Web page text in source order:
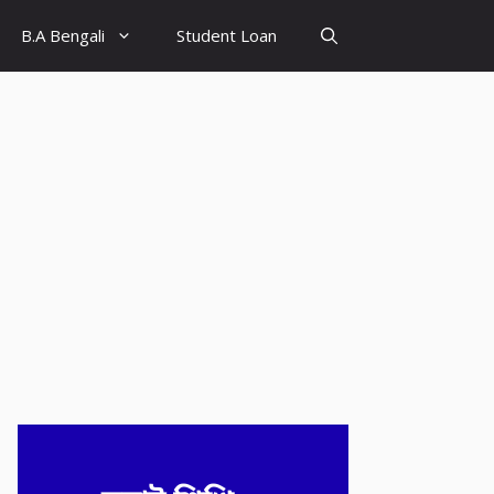
B.A Bengali Student Loan